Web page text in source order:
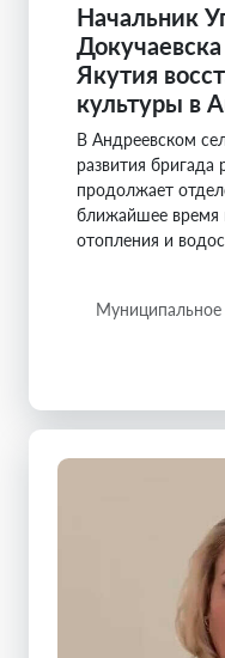
Начальник
Якутия
культуры в
В Андреевском
развития
продолжает
ближайшее время
отопления и
Муниципальное